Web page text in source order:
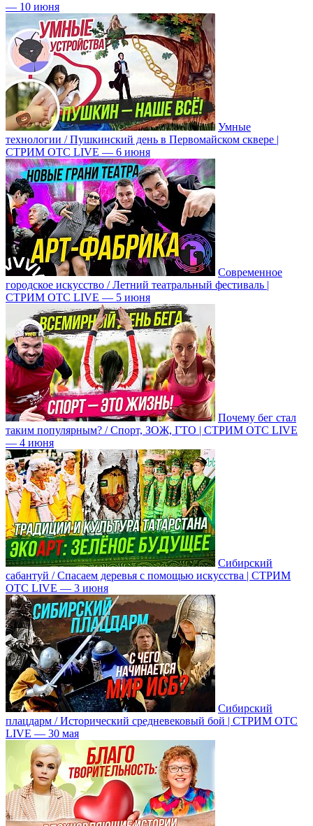
— 10 июня
Умные
технологии / Пушкинский день в Первомайском сквере |
СТРИМ ОТС LIVE — 6 июня
Современное
городское искусство / Летний театральный фестиваль |
СТРИМ ОТС LIVE — 5 июня
Почему бег стал
таким популярным? / Спорт, ЗОЖ, ГТО | СТРИМ ОТС LIVE
— 4 июня
Сибирский
сабантуй / Спасаем деревья с помощью искусства | СТРИМ
ОТС LIVE — 3 июня
Сибирский
плацдарм / Исторический средневековый бой | СТРИМ ОТС
LIVE — 30 мая